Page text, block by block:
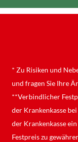
* Zu Risiken und
und fragen Sie Ihre
**Verbindlicher
der Krankenkasse
der Krankenkasse
Festpreis zu